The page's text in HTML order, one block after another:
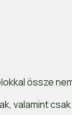
össze
valamint